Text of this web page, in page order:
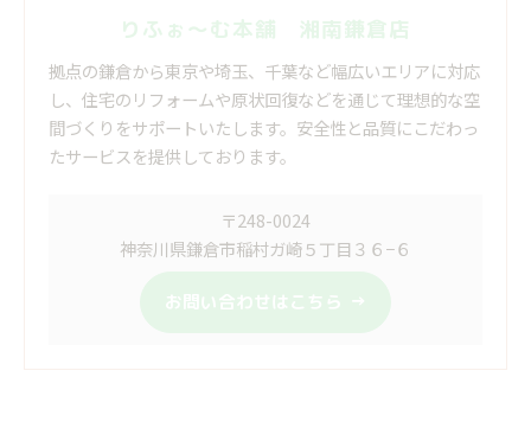
りふぉ～む本舗 湘南鎌倉店
拠点の鎌倉から東京や埼玉、千葉など幅広いエリアに対応
し、住宅のリフォームや原状回復などを通じて理想的な空
間づくりをサポートいたします。安全性と品質にこだわっ
たサービスを提供しております。
〒248-0024
神奈川県鎌倉市稲村ガ崎５丁目３６−６
お問い合わせはこちら